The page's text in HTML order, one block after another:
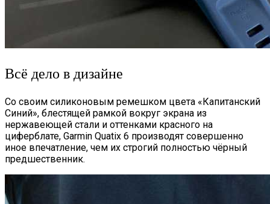
Всё дело в дизайне
Со своим силиконовым ремешком цвета «Капитанский
Синий», блестящей рамкой вокруг экрана из
нержавеющей стали и оттенками красного на
циферблате, Garmin Quatix 6 производят совершенно
иное впечатление, чем их строгий полностью чёрный
предшественник.